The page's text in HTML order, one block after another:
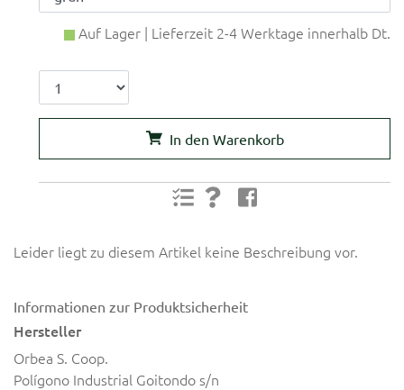
Auf Lager | Lieferzeit 2-4 Werktage innerhalb Dt.
In den Warenkorb
Leider liegt zu diesem Artikel keine Beschreibung vor.
Informationen zur Produktsicherheit
Hersteller
Orbea S. Coop.
Polígono Industrial Goitondo s/n